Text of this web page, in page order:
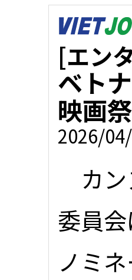
[エン
ベト
映画
2026/
カン
委員
ノミ